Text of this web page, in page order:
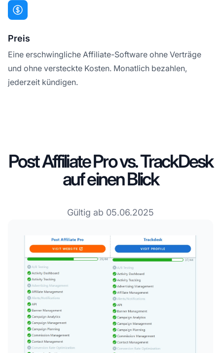
Preis
Eine erschwingliche Affiliate-Software ohne Verträge
und ohne versteckte Kosten. Monatlich bezahlen,
jederzeit kündigen.
Post Affiliate Pro vs. TrackDesk
auf einen Blick
Gültig ab 05.06.2025